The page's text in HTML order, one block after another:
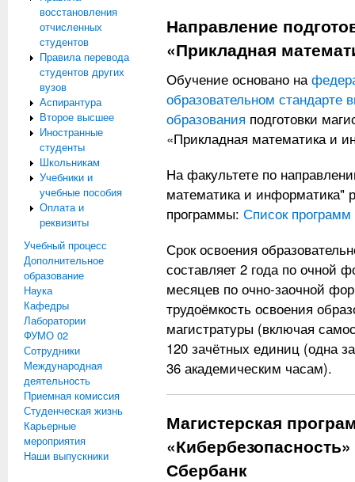
восстановления
отчисленных
студентов
Правила перевода
студентов других
вузов
Аспирантура
Второе высшее
Иностранные
студенты
Школьникам
Учебники и
учебные пособия
Оплата и
реквизиты
Учебный процесс
Дополнительное
образование
Наука
Кафедры
Лаборатории
ФУМО 02
Сотрудники
Международная
деятельность
Приемная комиссия
Студенческая жизнь
Карьерные
мероприятия
Наши выпускники
Направление
«Прикладная
Обучение основано на
образовательном стандарте
образования подготовки
«Прикладная математика и
На факультете по
математика и информатика"
программы: Список
Срок освоения
составляет 2 года по очной
месяцев по очно-заочной
трудоёмкость освоения
магистратуры (включая
120 зачётных единиц (одна
36 академическим часам).
Магистерская
Сбербанк